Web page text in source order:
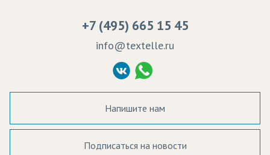
Судебные решения
Политика Конфиденциальности
Согласие на обработку ПД
+7 (495) 665 15 45
info@textelle.ru
Напишите нам
Подписаться на новости